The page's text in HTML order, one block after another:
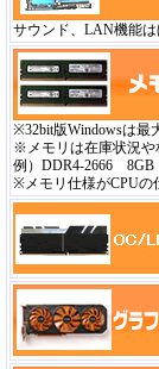
サウンド、LAN機能は
※32bit版Windowsは最
※メモリは在庫状況や
例）DDR4-2666
※メモリ仕様がCPU